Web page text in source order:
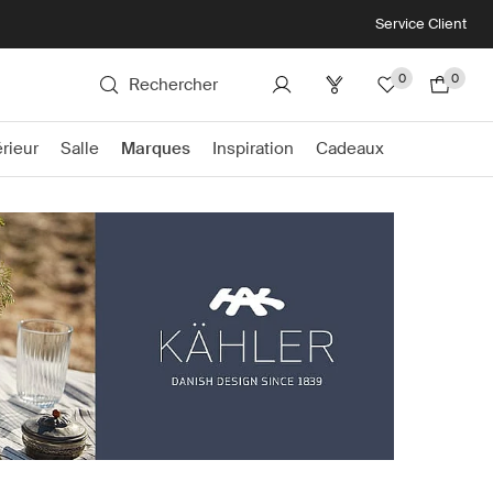
Service Client
Rechercher 0 0
Salle Marques Inspiration Cadeaux